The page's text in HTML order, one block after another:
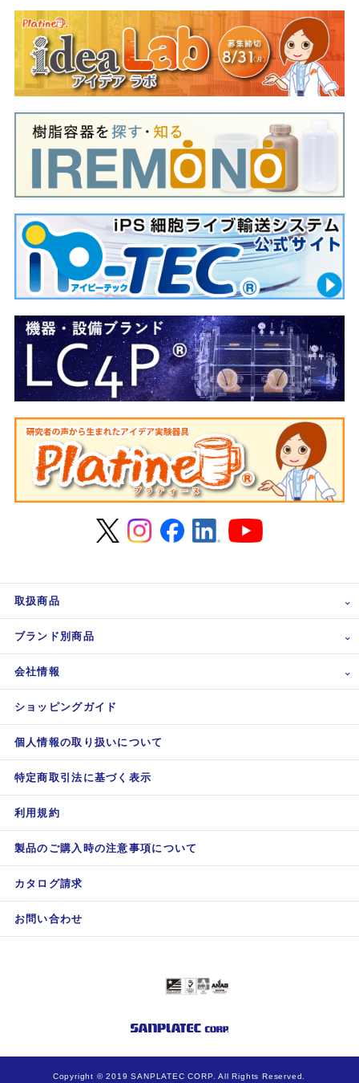
取扱商品
ブランド別商品
会社情報
ショッピングガイド
個人情報の取り扱いについて
特定商取引法に基づく表示
利用規約
製品のご購入時の注意事項について
カタログ請求
お問い合わせ
Copyright © 2019 SANPLATEC CORP. All Rights Reserved.